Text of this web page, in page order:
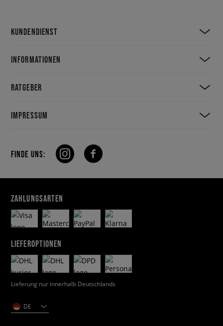
KUNDENDIENST
INFORMATIONEN
RATGEBER
IMPRESSUM
FINDE UNS:
ZAHLUNGSARTEN
LIEFEROPTIONEN
Lieferung nur innerhalb Deutschlands
DE